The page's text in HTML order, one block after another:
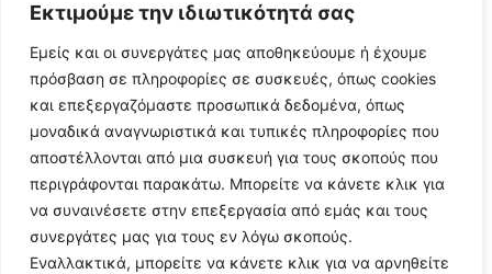
Εκτιμούμε την ιδιωτικότητά σας
Εμείς και οι συνεργάτες μας αποθηκεύουμε ή έχουμε
πρόσβαση σε πληροφορίες σε συσκευές, όπως cookies
και επεξεργαζόμαστε προσωπικά δεδομένα, όπως
μοναδικά αναγνωριστικά και τυπικές πληροφορίες που
αποστέλλονται από μια συσκευή για τους σκοπούς που
περιγράφονται παρακάτω. Μπορείτε να κάνετε κλικ για
να συναινέσετε στην επεξεργασία από εμάς και τους
συνεργάτες μας για τους εν λόγω σκοπούς.
Εναλλακτικά, μπορείτε να κάνετε κλικ για να αρνηθείτε
Follow Us
© 2024 All Rights Reserved